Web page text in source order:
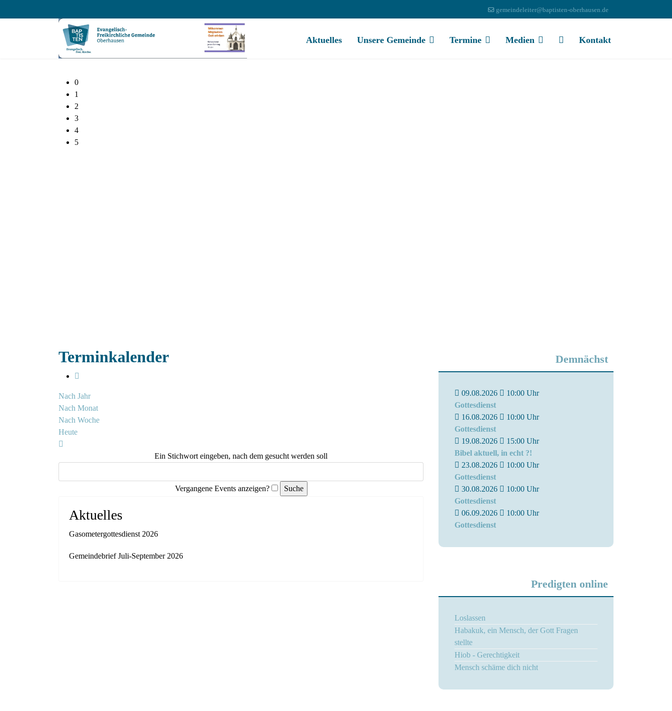
gemeindeleiter@baptisten-oberhausen.de
Aktuelles Unsere Gemeinde Termine Medien Kontakt
0
1
2
3
4
5
Terminkalender
Nach Jahr
Nach Monat
Nach Woche
Heute
Ein Stichwort eingeben, nach dem gesucht werden soll
Vergangene Events anzeigen?
Aktuelles
Gasometergottesdienst 2026
Gemeindebrief Juli-September 2026
Demnächst
09.08.2026 10:00 Uhr
Gottesdienst
16.08.2026
10:00 Uhr
Gottesdienst
19.08.2026
15:00 Uhr
Bibel aktuell, in echt ?!
23.08.2026
10:00 Uhr
Gottesdienst
30.08.2026
10:00 Uhr
Gottesdienst
06.09.2026
10:00 Uhr
Gottesdienst
Predigten online
Loslassen
Habakuk, ein Mensch, der Gott Fragen
stellte
Hiob - Gerechtigkeit
Mensch schäme dich nicht